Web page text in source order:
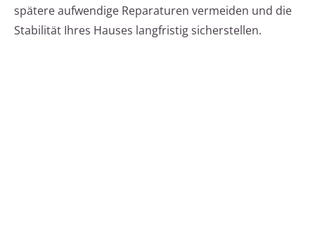
spätere aufwendige Reparaturen vermeiden und die
Stabilität Ihres Hauses langfristig sicherstellen.